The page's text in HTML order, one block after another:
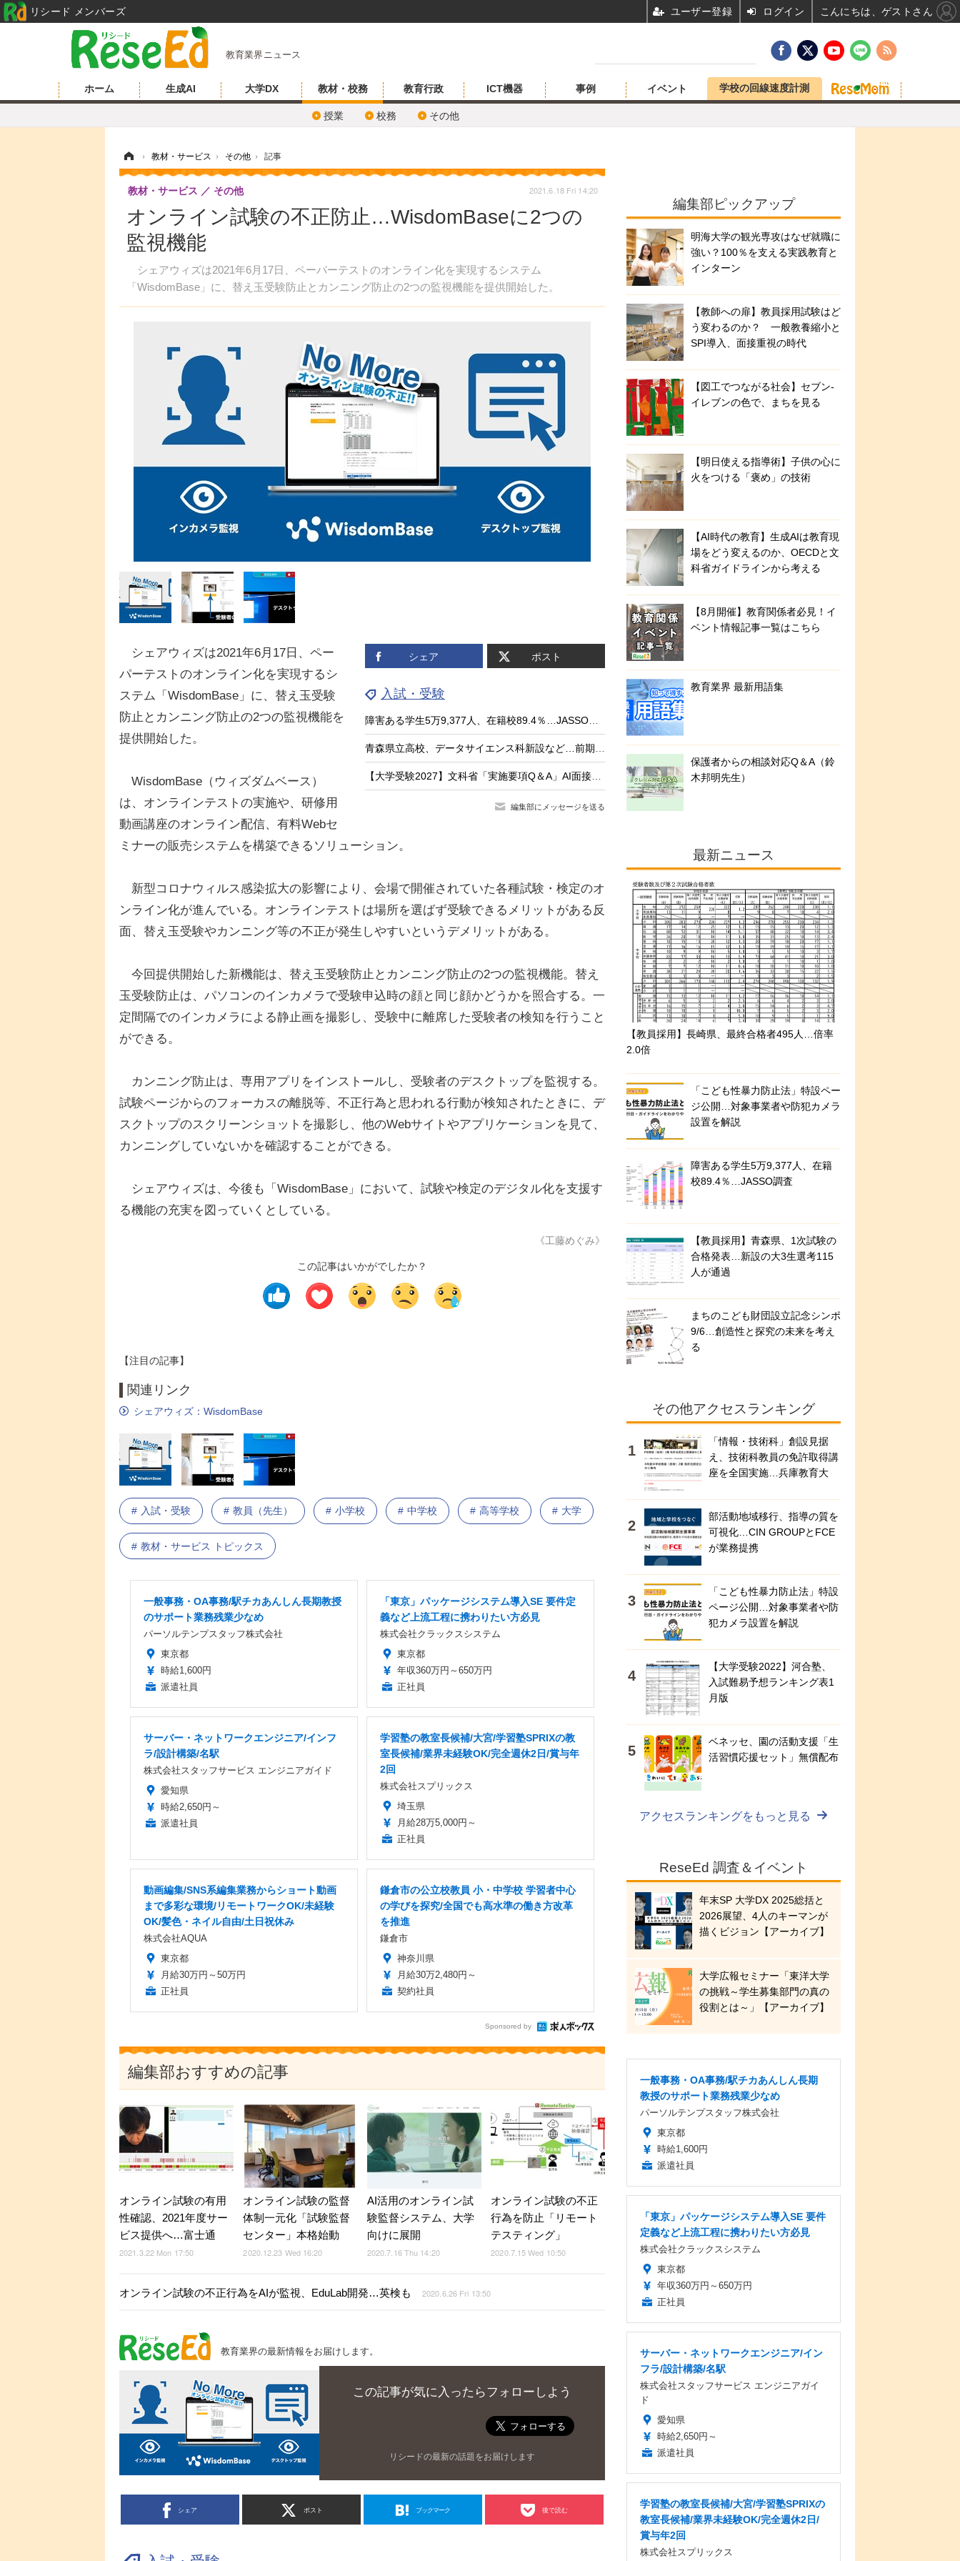
教育業界ニュース
ホーム 生成AI 大学DX 教材・校務
授業 校務 その他
教育行政 ICT機器 事例 イベント 学校の回線速度計測
› 教材・サービス › その他 › 記事
オンライン試験の不正防止…WisdomBaseに2つの
監視機能
シェアウィズは2021年6月17日、ペーパーテストのオンライン化を実現するシステム
「WisdomBase」に、替え玉受験防止とカンニング防止の2つの監視機能を提供開始した。
教材・サービス その他 2021.6.18 Fri 14:20
シェア ポスト
入試・受験
障害ある学生5万9,377人、在籍校89.4％…JASSO調査
青森県立高校、データサイエンス科新設など…前期実施計画の先行版案を公表
【大学受験2027】文科省「実施要項Q＆A」AI面接不可など面接ルール明確化
編集部にメッセージを送る
シェアウィズは2021年6月17日、ペー
パーテストのオンライン化を実現するシ
ステム「WisdomBase」に、替え玉受験
防止とカンニング防止の2つの監視機能を
提供開始した。
WisdomBase（ウィズダムベース）
は、オンラインテストの実施や、研修用
動画講座のオンライン配信、有料Webセ
ミナーの販売システムを構築できるソリューション。
新型コロナウィルス感染拡大の影響により、会場で開催されていた各種試験・検定のオ
ンライン化が進んでいる。オンラインテストは場所を選ばず受験できるメリットがある反
面、替え玉受験やカンニング等の不正が発生しやすいというデメリットがある。
今回提供開始した新機能は、替え玉受験防止とカンニング防止の2つの監視機能。替え
玉受験防止は、パソコンのインカメラで受験申込時の顔と同じ顔かどうかを照合する。一
定間隔でのインカメラによる静止画を撮影し、受験中に離席した受験者の検知を行うこと
ができる。
カンニング防止は、専用アプリをインストールし、受験者のデスクトップを監視する。
試験ページからのフォーカスの離脱等、不正行為と思われる行動が検知されたときに、デ
スクトップのスクリーンショットを撮影し、他のWebサイトやアプリケーションを見て、
カンニングしていないかを確認することができる。
シェアウィズは、今後も「WisdomBase」において、試験や検定のデジタル化を支援す
る機能の充実を図っていくとしている。
《工藤めぐみ》
この記事はいかがでしたか？
【注目の記事】
関連リンク
シェアウィズ：WisdomBase
入試・受験 教員（先生） 小学校 中学校 高等学校 大学
教材・サービス トピックス
一般事務・OA事務/駅チカあんしん長期教授
のサポート業務残業少なめ
パーソルテンプスタッフ株式会社
東京都
時給1,600円
派遣社員
「東京」パッケージシステム導入SE 要件定
義など上流工程に携わりたい方必見
株式会社クラックスシステム
東京都
年収360万円～650万円
正社員
サーバー・ネットワークエンジニア/インフ
ラ/設計構築/名駅
株式会社スタッフサービス エンジニアガイド
愛知県
時給2,650円～
派遣社員
学習塾の教室長候補/大宮/学習塾SPRIXの教
室長候補/業界未経験OK/完全週休2日/賞与年
2回
株式会社スプリックス
埼玉県
月給28万5,000円～
正社員
動画編集/SNS系編集業務からショート動画
まで多彩な環境/リモートワークOK/未経験
OK/髪色・ネイル自由/土日祝休み
株式会社AQUA
東京都
月給30万円～50万円
正社員
鎌倉市の公立校教員 小・中学校 学習者中心
の学びを探究/全国でも高水準の働き方改革
を推進
鎌倉市
神奈川県
月給30万2,480円～
契約社員
Sponsored by
編集部おすすめの記事
オンライン試験の有用
性確認、2021年度サー
ビス提供へ…富士通
2021.3.22 Mon 17:50
オンライン試験の監督
体制一元化「試験監督
センター」本格始動
2020.12.23 Wed 16:20
AI活用のオンライン試
験監督システム、大学
向けに展開
2020.7.16 Thu 14:20
オンライン試験の不正
行為を防止「リモート
テスティング」
2020.7.15 Wed 10:50
オンライン試験の不正行為をAIが監視、EduLab開発…英検も 2020.6.26 Fri 13:50
教育業界の最新情報をお届けします。
この記事が気に入ったらフォローしよう
リシードの最新の話題をお届けします
シェア ポスト ブックマーク 後で読む
編集部ピックアップ
明海大学の観光専攻はなぜ就職に
強い？100％を支える実践教育と
インターン
【教師への扉】教員採用試験はど
う変わるのか？ 一般教養縮小と
SPI導入、面接重視の時代
【図工でつながる社会】セブン‐
イレブンの色で、まちを見る
【明日使える指導術】子供の心に
火をつける「褒め」の技術
【AI時代の教育】生成AIは教育現
場をどう変えるのか、OECDと文
科省ガイドラインから考える
【8月開催】教育関係者必見！イ
ベント情報記事一覧はこちら
教育業界 最新用語集
保護者からの相談対応Q＆A（鈴
木邦明先生）
最新ニュース
【教員採用】長崎県、最終合格者495人…倍率
2.0倍
「こども性暴力防止法」特設ペー
ジ公開…対象事業者や防犯カメラ
設置を解説
障害ある学生5万9,377人、在籍
校89.4％…JASSO調査
【教員採用】青森県、1次試験の
合格発表…新設の大3生選考115
人が通過
まちのこども財団設立記念シンポ
9/6…創造性と探究の未来を考え
る
その他アクセスランキング
「情報・技術科」創設見据
え、技術科教員の免許取得講
座を全国実施…兵庫教育大
部活動地域移行、指導の質を
可視化…CIN GROUPとFCE
が業務提携
「こども性暴力防止法」特設
ページ公開…対象事業者や防
犯カメラ設置を解説
【大学受験2022】河合塾、
入試難易予想ランキング表1
月版
ベネッセ、園の活動支援「生
活習慣応援セット」無償配布
アクセスランキングをもっと見る
ReseEd 調査＆イベント
年末SP 大学DX 2025総括と
2026展望、4人のキーマンが
描くビジョン【アーカイブ】
大学広報セミナー「東洋大学
の挑戦～学生募集部門の真の
役割とは～」【アーカイブ】
一般事務・OA事務/駅チカあんしん長期
教授のサポート業務残業少なめ
パーソルテンプスタッフ株式会社
東京都
時給1,600円
派遣社員
「東京」パッケージシステム導入SE 要件
定義など上流工程に携わりたい方必見
株式会社クラックスシステム
東京都
年収360万円～650万円
正社員
サーバー・ネットワークエンジニア/イン
フラ/設計構築/名駅
株式会社スタッフサービス エンジニアガイ
ド
愛知県
時給2,650円～
派遣社員
学習塾の教室長候補/大宮/学習塾SPRIXの
教室長候補/業界未経験OK/完全週休2日/
賞与年2回
株式会社スプリックス
リシード メンバーズ ユーザー登録 ログイン こんにちは、ゲストさん